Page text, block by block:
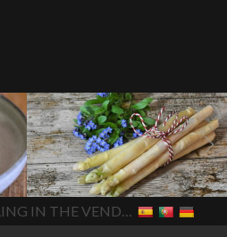
Notre cuisine asperges
asperges-a-la-flamande
asperges-blanches
asperges-pour-le-petit-
déjeuner asperges-
saisonnières asperges-
sauce-crème asperges-
soup carbonara-
végétarienne cuisine
In The Vendee